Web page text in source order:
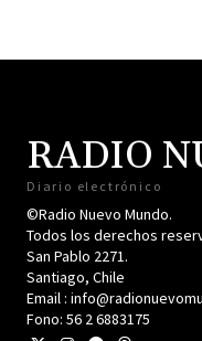
RADIO
Diario electrónico
©Radio Nuevo Mundo.
Todos los derechos
San Pablo 2271.
Santiago, Chile
Email :
Fono: 56 2 6883175